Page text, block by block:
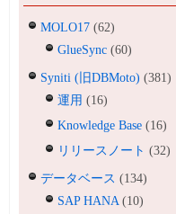
MOLO17 (62)
GlueSync (60)
Syniti (旧DBMoto) (381)
運用 (16)
Knowledge Base (16)
リリースノート (32)
データベース (134)
SAP HANA(10)